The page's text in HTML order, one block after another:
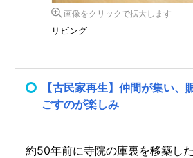
画像をクリックで拡大します
リビング
【古民家再生】仲間が集い、
ごすのが楽しみ
約50年前に寺院の庫裏を移築し